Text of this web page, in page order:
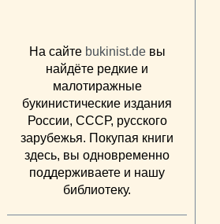
На сайте bukinist.deвы
найдёте редкие и
малотиражные
букинистические издания
России, СССР, русского
зарубежья. Покупая книги
здесь, вы одновременно
поддерживаете и нашу
библиотеку.